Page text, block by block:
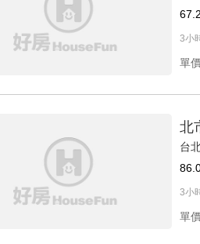
3小
單價
北
台
3小
單價